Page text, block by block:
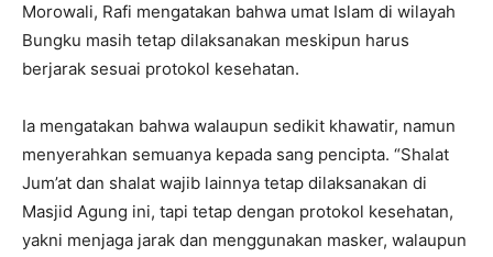
Morowali, Rafi mengatakan bahwa umat Islam di wilayah
Bungku masih tetap dilaksanakan meskipun harus
berjarak sesuai protokol kesehatan.
Ia mengatakan bahwa walaupun sedikit khawatir, namun
menyerahkan semuanya kepada sang pencipta. “Shalat
Jum’at dan shalat wajib lainnya tetap dilaksanakan di
Masjid Agung ini, tapi tetap dengan protokol kesehatan,
yakni menjaga jarak dan menggunakan masker, walaupun